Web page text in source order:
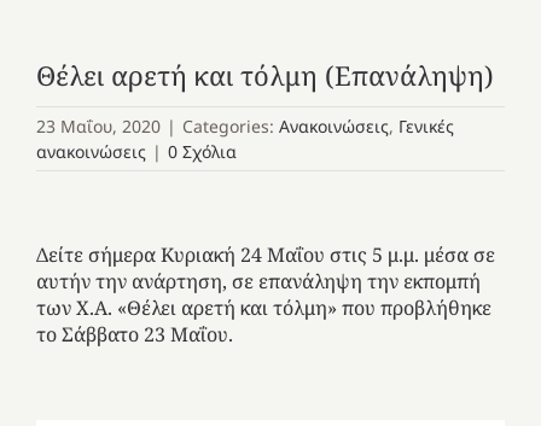
Θέλει αρετή και τόλμη (Επανάληψη)
23 Μαΐου, 2020 | Categories: Ανακοινώσεις, Γενικές
ανακοινώσεις | 0 Σχόλια
Δείτε σήμερα Κυριακή 24 Μαΐου στις 5 μ.μ. μέσα σε
αυτήν την ανάρτηση, σε επανάληψη την εκπομπή
των Χ.Α. «Θέλει αρετή και τόλμη» που προβλήθηκε
το Σάββατο 23 Μαΐου.